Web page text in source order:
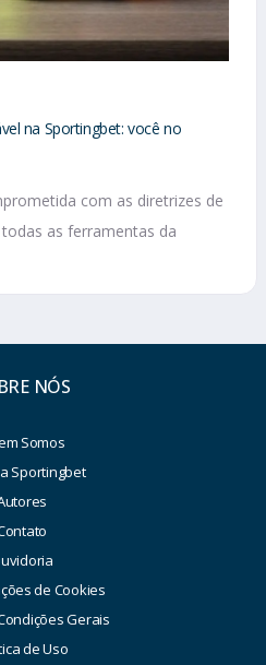
na Sportingbet: você no
com as diretrizes de
as ferramentas da
NÓS
Somos
Sportingbet
de Cookies
Gerais
de Uso